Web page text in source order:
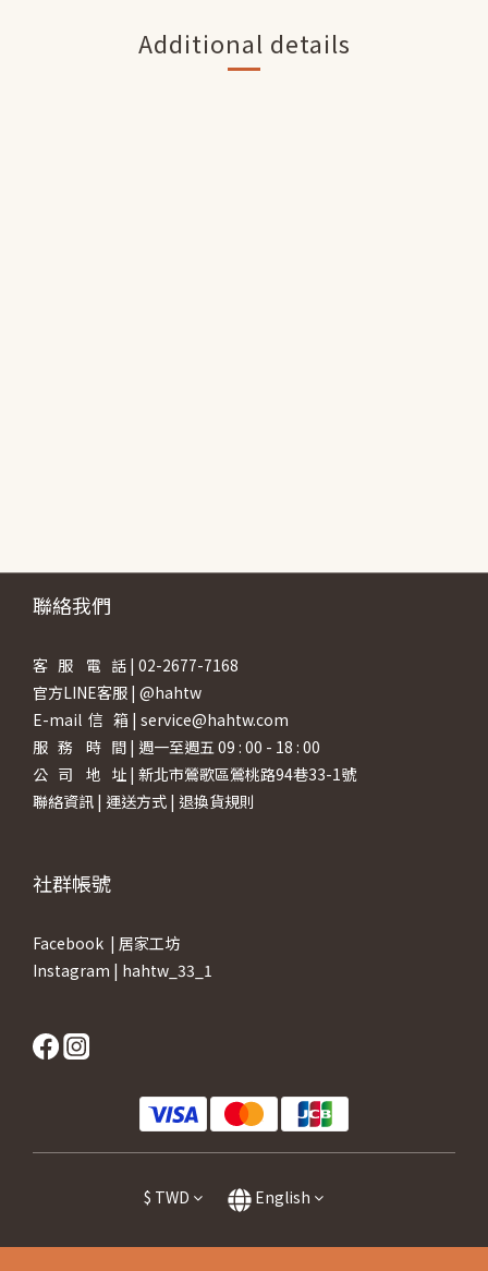
Additional details
聯絡我們
客 服 電 話 | 02-2677-7168
官方LINE客服 | @hahtw
E-mail 信 箱 | service@hahtw.com
服 務 時 間 | 週一至週五 09 : 00 - 18 : 00
公 司 地 址 | 新北市鶯歌區鶯桃路94巷33-1號
聯絡資訊 | 運送方式 | 退換貨規則
社群帳號
Facebook | 居家工坊
Instagram | hahtw_33_1
$ TWD English